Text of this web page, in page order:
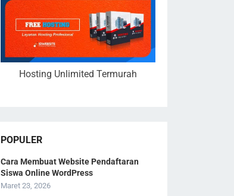
Hosting Unlimited Termurah
POPULER
Cara Membuat Website Pendaftaran
Siswa Online WordPress
Maret 23, 2026